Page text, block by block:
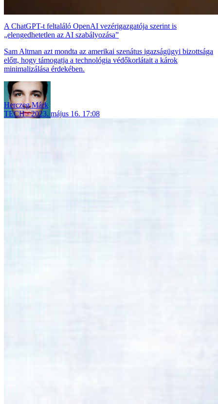
A ChatGPT-t feltaláló OpenAI vezérigazgatója szerint is
„elengedhetetlen az AI szabályozása”
Sam Altman azt mondta az amerikai szenátus igazságügyi bizottsága
előtt, hogy támogatja a technológia védőkorlátait a károk
minimalizálása érdekében.
Herczeg Márk
TECH
2023. május 16. 17:08